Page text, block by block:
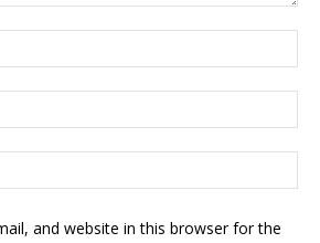
and website in this browser for the